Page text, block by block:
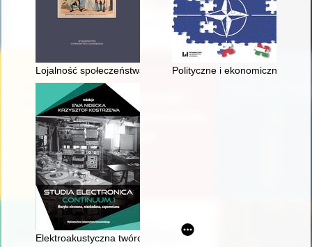
Lojalność społeczeństwa polskiego a konsolidacja władzy
Polityczne i ekonomiczne
Elektroakustyczna twórczość Zbigniewa Wiszniewskiego w